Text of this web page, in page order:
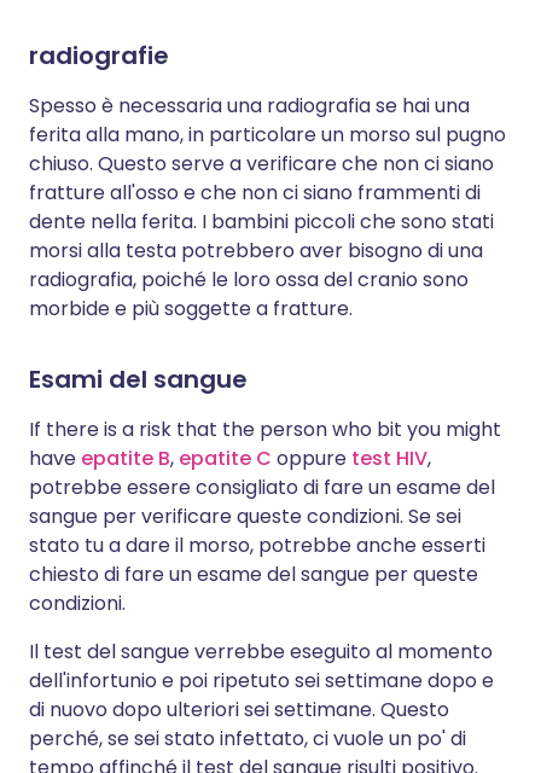
radiografie
Spesso è necessaria una radiografia se hai una
ferita alla mano, in particolare un morso sul pugno
chiuso. Questo serve a verificare che non ci siano
fratture all'osso e che non ci siano frammenti di
dente nella ferita. I bambini piccoli che sono stati
morsi alla testa potrebbero aver bisogno di una
radiografia, poiché le loro ossa del cranio sono
morbide e più soggette a fratture.
Esami del sangue
If there is a risk that the person who bit you might
have epatite B, epatite C oppure test HIV,
potrebbe essere consigliato di fare un esame del
sangue per verificare queste condizioni. Se sei
stato tu a dare il morso, potrebbe anche esserti
chiesto di fare un esame del sangue per queste
condizioni.
Il test del sangue verrebbe eseguito al momento
dell'infortunio e poi ripetuto sei settimane dopo e
di nuovo dopo ulteriori sei settimane. Questo
perché, se sei stato infettato, ci vuole un po' di